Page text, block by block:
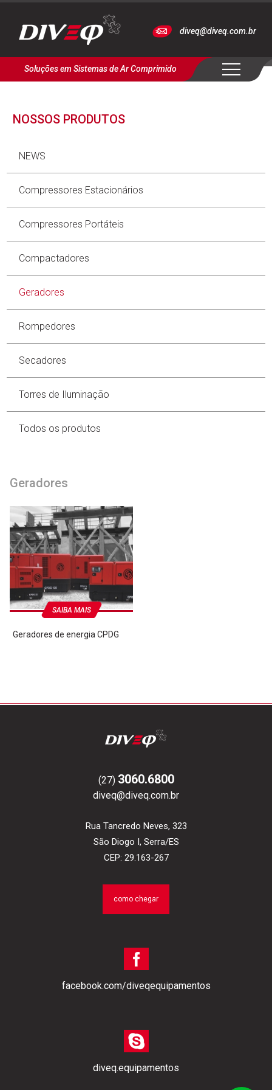
diveq@diveq.com.br
Soluções em Sistemas de Ar Comprimido
NOSSOS PRODUTOS
NEWS
Compressores Estacionários
Compressores Portáteis
Compactadores
Geradores
Rompedores
Secadores
Torres de Iluminação
Todos os produtos
Geradores
SAIBA MAIS
Geradores de energia CPDG
(27) 3060.6800
diveq@diveq.com.br
Rua Tancredo Neves, 323
São Diogo I, Serra/ES
CEP: 29.163-267
como chegar
facebook.com/diveqequipamentos
diveq.equipamentos